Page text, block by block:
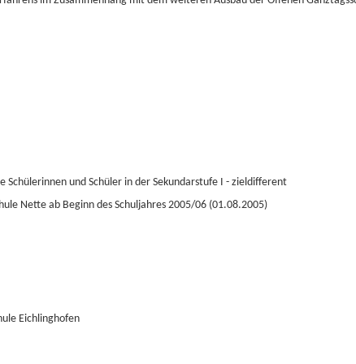
und Schüler in der Sekundarstufe I - zieldifferent
Nette ab Beginn des Schuljahres 2005/06 (01.08.2005)
Eichlinghofen